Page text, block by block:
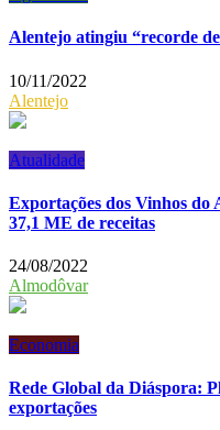
Alentejo atingiu “recorde
10/11/2022
Alentejo
Atualidade
Exportações dos Vinhos do
37,1 ME de receitas
24/08/2022
Almodôvar
Economia
Rede Global da Diáspora:
exportações